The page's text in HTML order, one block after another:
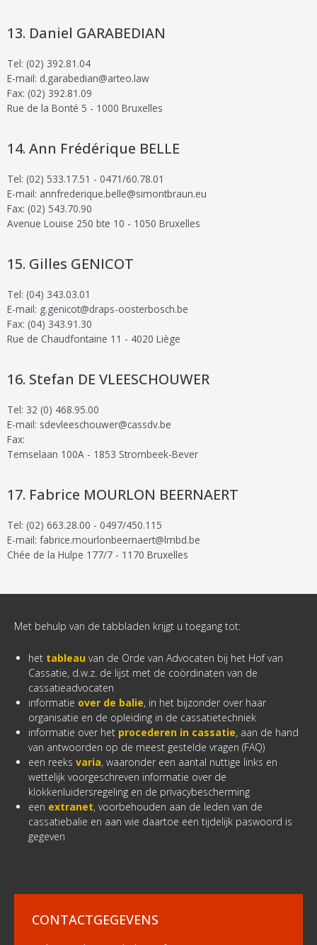
Daniel GARABEDIAN
Tel: (02) 392.81.04
E-mail: d.garabedian@arteo.law
Fax: (02) 392.81.09
Rue de la Bonté 5 - 1000 Bruxelles
Ann Frédérique BELLE
Tel: (02) 533.17.51 - 0471/60.78.01
E-mail: annfrederique.belle@simontbraun.eu
Fax: (02) 543.70.90
Avenue Louise 250 bte 10 - 1050 Bruxelles
Gilles GENICOT
Tel: (04) 343.03.01
E-mail: g.genicot@draps-oosterbosch.be
Fax: (04) 343.91.30
Rue de Chaudfontaine 11 - 4020 Liège
Stefan DE VLEESCHOUWER
Tel: 32 (0) 468.95.00
E-mail: sdevleeschouwer@cassdv.be
Fax:
Temselaan 100A - 1853 Strombeek-Bever
Fabrice MOURLON BEERNAERT
Tel: (02) 663.28.00 - 0497/450.115
E-mail: fabrice.mourlonbeernaert@lmbd.be
Chée de la Hulpe 177/7 - 1170 Bruxelles
Met behulp van de tabbladen krijgt u toegang tot:
het tableau van de Orde van Advocaten bij het Hof van
Cassatie, d.w.z. de lijst met de coördinaten van de
cassatieadvocaten
informatie over de balie, in het bijzonder over haar
organisatie en de opleiding in de cassatietechniek
informatie over het procederen in cassatie, aan de hand
van antwoorden op de meest gestelde vragen (FAQ)
een reeks varia, waaronder een aantal nuttige links en
wettelijk voorgeschreven informatie over de
klokkenluidersregeling en de privacybescherming
een extranet, voorbehouden aan de leden van de
cassatiebalie en aan wie daartoe een tijdelijk paswoord is
gegeven
CONTACTGEGEVENS